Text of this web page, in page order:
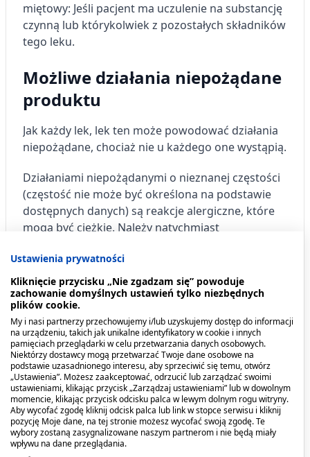
miętowy: Jeśli pacjent ma uczulenie na substancję
czynną lub którykolwiek z pozostałych składników
tego leku.
Możliwe działania niepożądane
produktu
Jak każdy lek, lek ten może powodować działania
niepożądane, chociaż nie u każdego one wystąpią.
Działaniami niepożądanymi o nieznanej częstości
(częstość nie może być określona na podstawie
dostępnych danych) są reakcje alergiczne, które
mogą być ciężkie. Należy natychmiast
z następujących objawów: nagły obrzęk jamy
ustnej lub gardła, trudności w oddychaniu,
wysypka lub świąd, szczególnie jeśli obejmuje całe
ciało.
Niezbyt często występujące działania niepożądane
(rzadziej niż u 1 na 100 osób): reakcje skórne w
wyniku nadwrażliwości na światło.
Rzadko występujące działania niepożądane
(rzadziej niż u 1 na 1000 osób): pieczenie lub
suchość w jamie ustnej. W razie wystąpienia tych
Ustawienia prywatności
Kliknięcie przycisku „Nie zgadzam się” powoduje
zachowanie domyślnych ustawień tylko niezbędnych
plików cookie.
My i nasi partnerzy przechowujemy i/lub uzyskujemy dostęp do informacji
na urządzeniu, takich jak unikalne identyfikatory w cookie i innych
pamięciach przeglądarki w celu przetwarzania danych osobowych.
Niektórzy dostawcy mogą przetwarzać Twoje dane osobowe na
podstawie uzasadnionego interesu, aby sprzeciwić się temu, otwórz
„Ustawienia”. Możesz zaakceptować, odrzucić lub zarządzać swoimi
ustawieniami, klikając przycisk „Zarządzaj ustawieniami” lub w dowolnym
momencie, klikając przycisk odcisku palca w lewym dolnym rogu witryny.
Aby wycofać zgodę kliknij odcisk palca lub link w stopce serwisu i kliknij
pozycję Moje dane, na tej stronie możesz wycofać swoją zgodę. Te
wybory zostaną zasygnalizowane naszym partnerom i nie będą miały
wpływu na dane przeglądania.